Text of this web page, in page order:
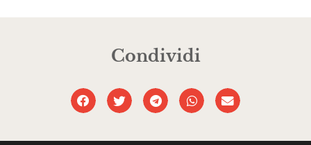
Condividi